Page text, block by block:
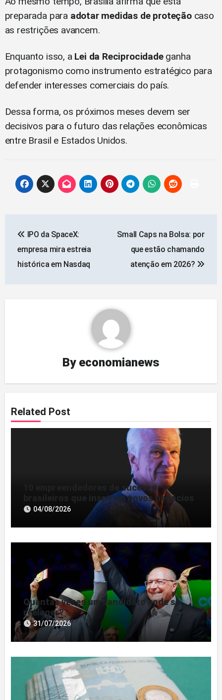
preparada para adotar medidas de proteçãocaso
as restrições avancem.
Enquanto isso, a Lei da Reciprocidadeganha
protagonismo como instrumento estratégico para
defender interesses comerciais do país.
Dessa forma, os próximos meses devem ser
decisivos para o futuro das relações econômicas
entre Brasil e Estados Unidos.
de
artigos
IPO da SpaceX:
empresa mira estreia
histórica em Nasdaq
Small Caps na Bolsa: por
que estão chamando
atenção em 2026?
By economianews
Related Post
10 empreendedores de sucesso
brasileiros que inspiram novos negócios
04/08/2026
Quantas vezes um candidato pode se
reeleger?
31/07/2026